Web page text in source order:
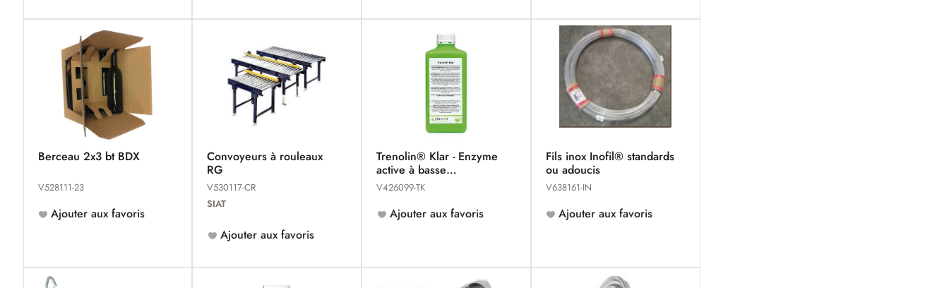
Berceau 2x3 bt BDX
V528111-23
Ajouter aux favoris
Convoyeurs à rouleaux
RG
V530117-CR
SIAT
Ajouter aux favoris
Trenolin® Klar - Enzyme
active à basse
température
V426099-TK
Ajouter aux favoris
Fils inox Inofil® standards
ou adoucis
V638161-IN
Ajouter aux favoris